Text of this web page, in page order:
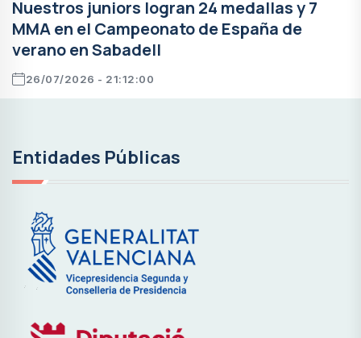
Nuestros juniors logran 24 medallas y 7
MMA en el Campeonato de España de
verano en Sabadell
26/07/2026 - 21:12:00
Entidades Públicas